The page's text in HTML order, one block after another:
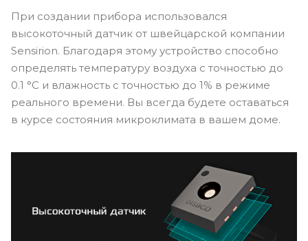
При создании прибора использовался
высокоточный датчик от швейцарской компании
Sensirion. Благодаря этому устройство способно
определять температуру воздуха с точностью до
0.1 °C и влажность с точностью до 1% в режиме
реального времени. Вы всегда будете оставаться
в курсе состояния микроклимата в вашем доме.